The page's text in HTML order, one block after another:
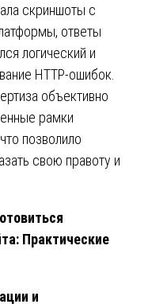
скриншоты с
ответы
логический и
HTTP-ошибок.
объективно
рамки
позволило
свою правоту и
Практические
и